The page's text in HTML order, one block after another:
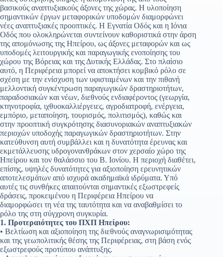
βασικούς αναπτυξιακούς άξονες της χώρας. Η υλοποίηση
σημαντικών έργων μεταφορικών υποδομών διαμορφώνει
νέες αναπτυξιακές προοπτικές. Η Εγνατία Οδός και η Ιόνια
Οδός που ολοκληρώνεται συντείνουν καθοριστικά στην άρση
της απομόνωσης της Ηπείρου, ως άξονες μεταφορών και ως
υποδομές λειτουργικής και παραγωγικής ενοποίησης του
χώρου της Βόρειας και της Δυτικής Ελλάδας. Στο πλαίσιο
αυτό, η Περιφέρεια μπορεί να αποκτήσει κομβικό ρόλο σε
σχέση με την ενίσχυση των υφισταμένων και την πιθανή
μελλοντική συγκέντρωση παραγωγικών δραστηριοτήτων,
παραδοσιακών και νέων, διεθνούς ενδιαφέροντος (γεωργία,
κτηνοτροφία, ιχθυοκαλλιέργειες, αγροδιατροφή, ενέργεια,
εμπόριο, μεταποίηση, τουρισμός, πολιτισμός), καθώς και
στην προοπτική συγκρότησης διασυνοριακών αναπτυξιακών
περιοχών υποδοχής παραγωγικών δραστηριοτήτων. Στην
κατεύθυνση αυτή συμβάλλει και η δυνατότητα έρευνας και
εκμετάλλευσης υδρογονανθράκων στον χερσαίο χώρο της
Ηπείρου και τον θαλάσσιο του Β. Ιονίου. Η περιοχή διαθέτει,
επίσης, υψηλές δυνατότητες για αξιοποίηση ερευνητικών
αποτελεσμάτων από ισχυρά ακαδημαϊκά ιδρύματα. Υπό
αυτές τις συνθήκες απαιτούνται σημαντικές εξωστρεφείς
δράσεις, προκειμένου η Περιφέρεια Ηπείρου να
διαμορφώσει τη νέα της ταυτότητα και να αναβαθμίσει το
ρόλο της στη σύγχρονη συγκυρία.
1. Προτεραιότητες του ΠΧΠ Ηπείρου:
• Βελτίωση και αξιοποίηση της διεθνούς αναγνωρισιμότητας
και της γεωπολιτικής θέσης της Περιφέρειας, στη βάση ενός
εξωστρεφούς προτύπου ανάπτυξης.